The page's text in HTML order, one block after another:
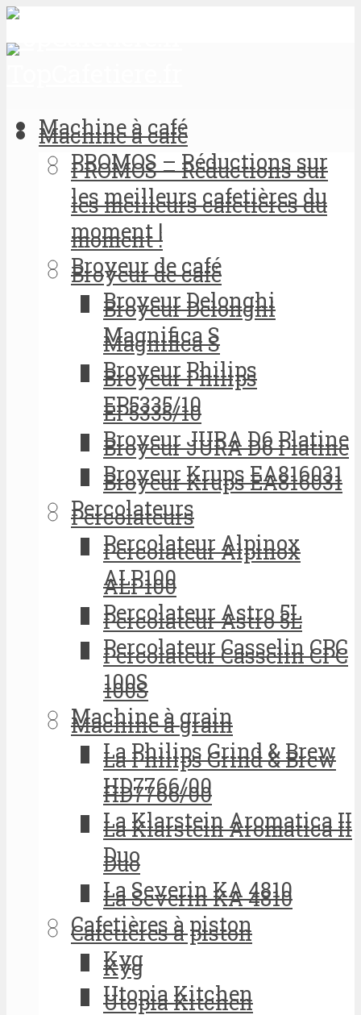
Machine à café
PROMOS – Réductions sur
les meilleurs cafetières du
moment !
Broyeur de café
Broyeur Delonghi
Magnifica S
Broyeur Philips
EP5335/10
Broyeur JURA D6 Platine
Broyeur Krups EA816031
Percolateurs
Percolateur Alpinox
ALP100
Percolateur Astro 5L
Percolateur Casselin CPC
100S
Machine à grain
La Philips Grind & Brew
HD7766/00
La Klarstein Aromatica II
Duo
La Severin KA 4810
Cafetières à piston
Kyg
Utopia Kitchen
Machine à café
PROMOS – Réductions sur
les meilleurs cafetières du
moment !
Broyeur de café
Broyeur Delonghi
Magnifica S
Broyeur Philips
EP5335/10
Broyeur JURA D6 Platine
Broyeur Krups EA816031
Percolateurs
Percolateur Alpinox
ALP100
Percolateur Astro 5L
Percolateur Casselin CPC
100S
Machine à grain
La Philips Grind & Brew
HD7766/00
La Klarstein Aromatica II
Duo
La Severin KA 4810
Cafetières à piston
Kyg
Utopia Kitchen